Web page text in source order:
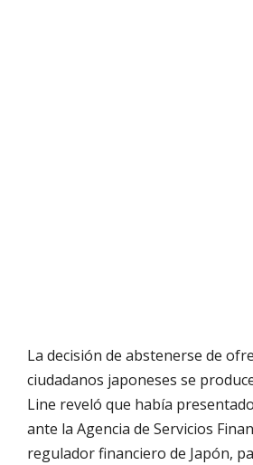
La decisión de abstenerse de
ciudadanos japoneses se
Line reveló que había
ante la Agencia de Servicios
regulador financiero de Japón,